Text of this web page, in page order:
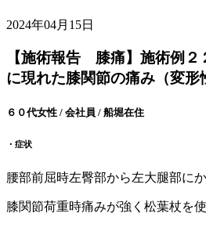
2024年04月15日
【施術報告 膝痛】施術例
に現れた膝関節の痛み（変形
６０代女性 / 会社員 / 船堀在住
・症状
腰部前屈時左臀部から左大腿部に
膝関節荷重時痛みが強く松葉杖を